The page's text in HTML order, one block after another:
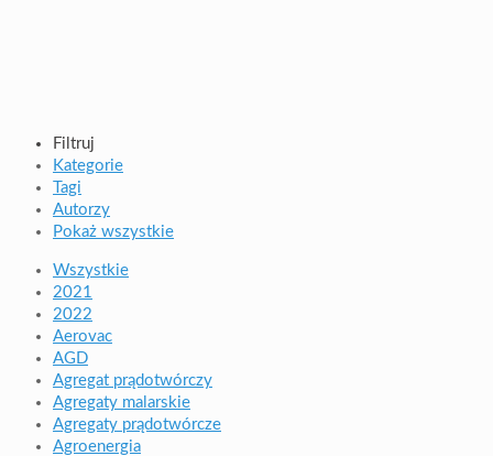
Filtruj
Kategorie
Tagi
Autorzy
Pokaż wszystkie
Wszystkie
2021
2022
Aerovac
AGD
Agregat prądotwórczy
Agregaty malarskie
Agregaty prądotwórcze
Agroenergia